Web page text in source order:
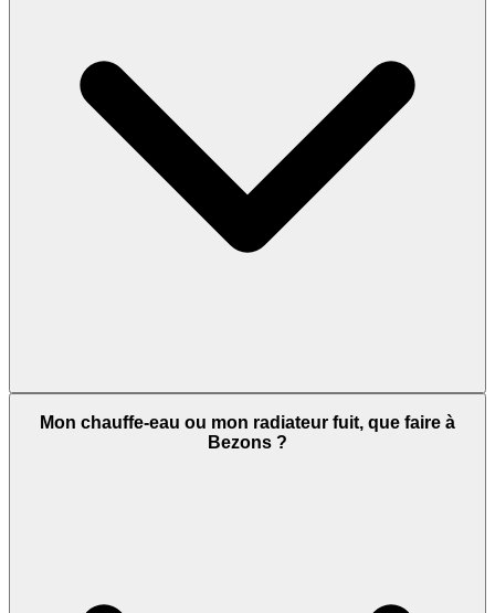
Mon chauffe-eau ou mon radiateur fuit, que faire à
Bezons ?